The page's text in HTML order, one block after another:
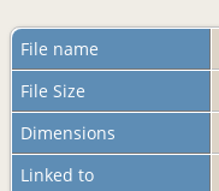
File name
File Size
Dimensions
Linked to